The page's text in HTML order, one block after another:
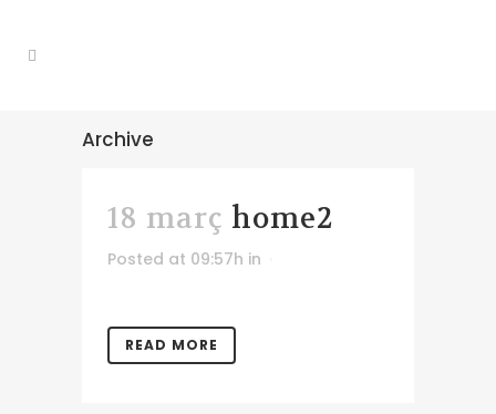
Archive
18 març home2
Posted at 09:57h in
READ MORE